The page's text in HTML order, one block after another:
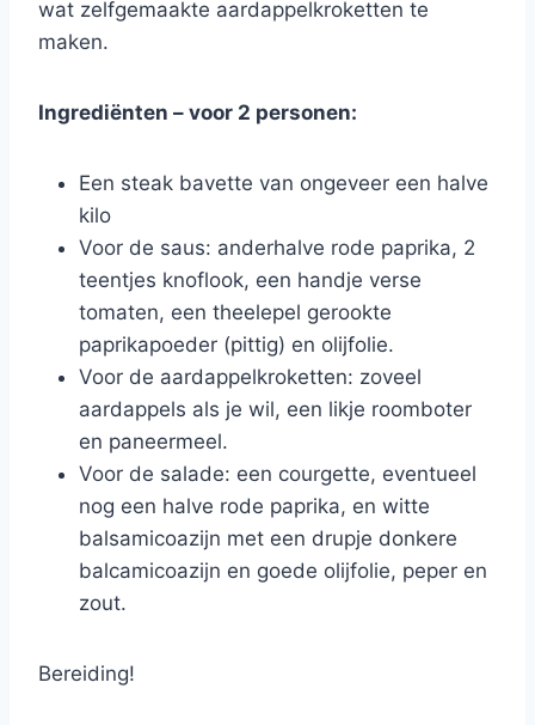
wat zelfgemaakte aardappelkroketten te
maken.
Ingrediënten – voor 2 personen:
Een steak bavette van ongeveer een halve
kilo
Voor de saus: anderhalve rode paprika, 2
teentjes knoflook, een handje verse
tomaten, een theelepel gerookte
paprikapoeder (pittig) en olijfolie.
Voor de aardappelkroketten: zoveel
aardappels als je wil, een likje roomboter
en paneermeel.
Voor de salade: een courgette, eventueel
nog een halve rode paprika, en witte
balsamicoazijn met een drupje donkere
balcamicoazijn en goede olijfolie, peper en
zout.
Bereiding!